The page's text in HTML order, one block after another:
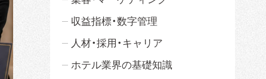
収益指標・数字管理
人材・採用・キャリア
ホテル業界の基礎知識